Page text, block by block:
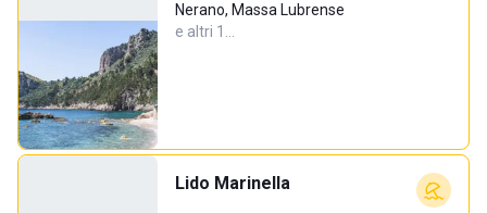
Nerano, Massa Lubrense
e altri 1…
Lido Marinella